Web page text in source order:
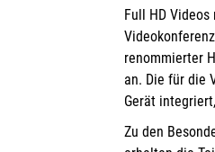
Full HD
renommierter
an. Die für die
Gerät
Zu den